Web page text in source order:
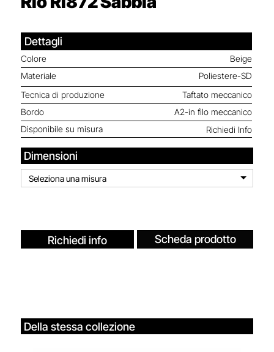
Dettagli
Colore
Beige
Materiale
Poliestere-SD
Tecnica di produzione
Taftato meccanico
Bordo
A2-in filo meccanico
Disponibile su misura
Richiedi Info
Dimensioni
Seleziona una misura
Richiedi info Scheda prodotto
Della stessa collezione